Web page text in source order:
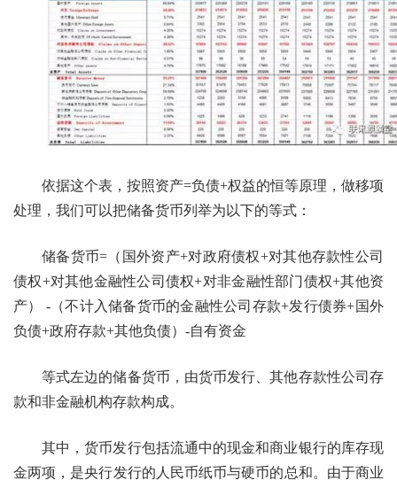
依据这个表，按照资产=负债+权益的恒等原理，做移项
处理，我们可以把储备货币列举为以下的等式：
储备货币=（国外资产+对政府债权+对其他存款性公司
债权+对其他金融性公司债权+对非金融性部门债权+其他资
产） -（不计入储备货币的金融性公司存款+发行债券+国外
负债+政府存款+其他负债）-自有资金
等式左边的储备货币，由货币发行、其他存款性公司存
款和非金融机构存款构成。
其中，货币发行包括流通中的现金和商业银行的库存现
金两项，是央行发行的人民币纸币与硬币的总和。由于商业